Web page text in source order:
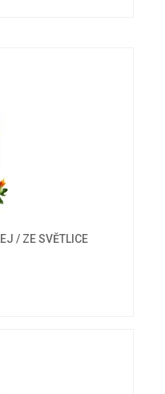
/ ZE SVĚTLICE